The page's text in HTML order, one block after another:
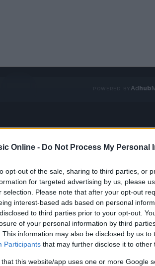
Online - Do Not Process My Personal
opt-out of the sale, sharing to third parties, or
for targeted advertising by us, please
selection. Please note that after your opt-out
interest-based ads based on personal
to third parties prior to your opt-out.
of your personal information by third
This information may also be disclosed by us to
Participants that may further disclose it to other
that this website/app uses one or more Google
POWERED BY Adhub
di canzoni che riescono a
da meno, con una varietà di
italiano. In questo articolo,
analizzando le classifiche